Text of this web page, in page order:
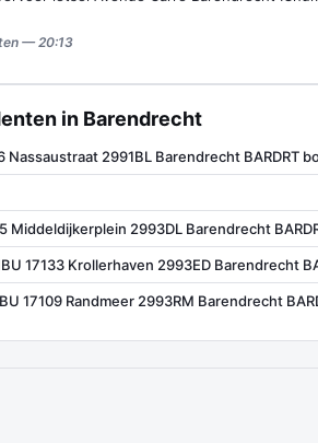
— 20:13
in Barendrecht
Nassaustraat 2991BL Barendrecht BARDRT
Middeldijkerplein 2993DL Barendrecht
17133 Krollerhaven 2993ED Barendrecht
17109 Randmeer 2993RM Barendrecht